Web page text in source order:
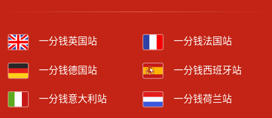
一分钱英国站 一分钱法国站
一分钱德国站 一分钱西班牙站
一分钱意大利站 一分钱荷兰站